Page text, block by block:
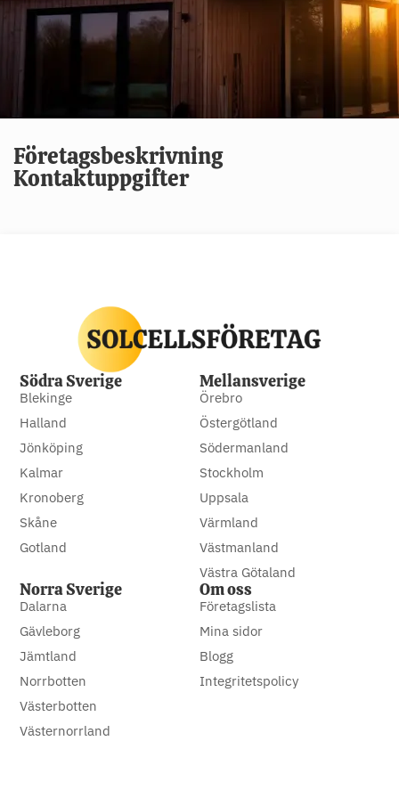
Företagsbeskrivning
Kontaktuppgifter
Södra Sverige
Blekinge
Halland
Jönköping
Kalmar
Kronoberg
Skåne
Gotland
Mellansverige
Örebro
Östergötland
Södermanland
Stockholm
Uppsala
Värmland
Västmanland
Västra Götaland
Norra Sverige
Dalarna
Gävleborg
Jämtland
Norrbotten
Västerbotten
Västernorrland
Om oss
Företagslista
Mina sidor
Blogg
Integritetspolicy